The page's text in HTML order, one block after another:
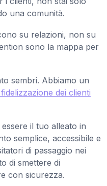
una comunità.
su relazioni, non su
sono la mappa per
sembri. Abbiamo un
dei clienti
il tuo alleato in
semplice, accessibile e
di passaggio nei
di smettere di
con sicurezza.